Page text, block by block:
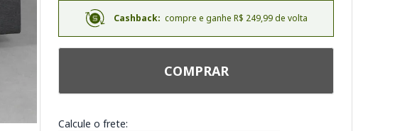
Cashback: compre e ganhe R$ 249,99 de volta
COMPRAR
Calcule o frete: